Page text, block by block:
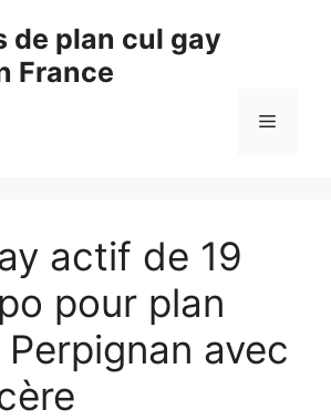
de plan cul gay
France
Menu
actif de 19
pour plan
avec